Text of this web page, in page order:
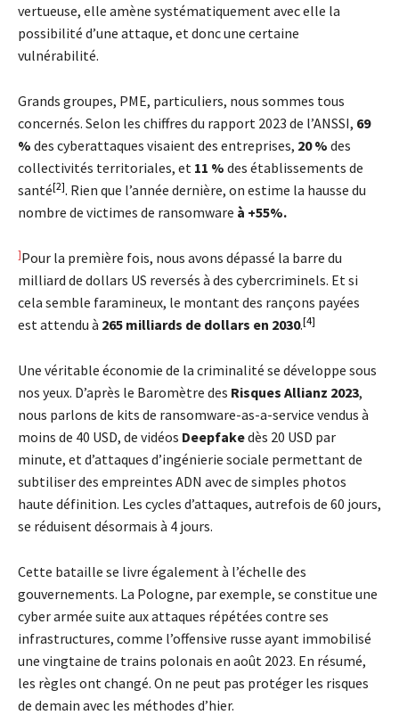
vertueuse, elle amène systématiquement avec elle la
possibilité d’une attaque, et donc une certaine
vulnérabilité.
Grands groupes, PME, particuliers, nous sommes tous
concernés. Selon les chiffres du rapport 2023 de l’ANSSI, 69
% des cyberattaques visaient des entreprises, 20 % des
collectivités territoriales, et 11 % des établissements de
santé[2]. Rien que l’année dernière, on estime la hausse du
nombre de victimes de ransomware à +55%.
]Pour la première fois, nous avons dépassé la barre du
milliard de dollars US reversés à des cybercriminels. Et si
cela semble faramineux, le montant des rançons payées
est attendu à 265 milliards de dollars en 2030.[4]
Une véritable économie de la criminalité se développe sous
nos yeux. D’après le Baromètre des Risques Allianz 2023,
nous parlons de kits de ransomware-as-a-service vendus à
moins de 40 USD, de vidéos Deepfakedès 20 USD par
minute, et d’attaques d’ingénierie sociale permettant de
subtiliser des empreintes ADN avec de simples photos
haute définition. Les cycles d’attaques, autrefois de 60 jours,
se réduisent désormais à 4 jours.
Cette bataille se livre également à l’échelle des
gouvernements. La Pologne, par exemple, se constitue une
cyber armée suite aux attaques répétées contre ses
infrastructures, comme l’offensive russe ayant immobilisé
une vingtaine de trains polonais en août 2023. En résumé,
les règles ont changé. On ne peut pas protéger les risques
de demain avec les méthodes d’hier.